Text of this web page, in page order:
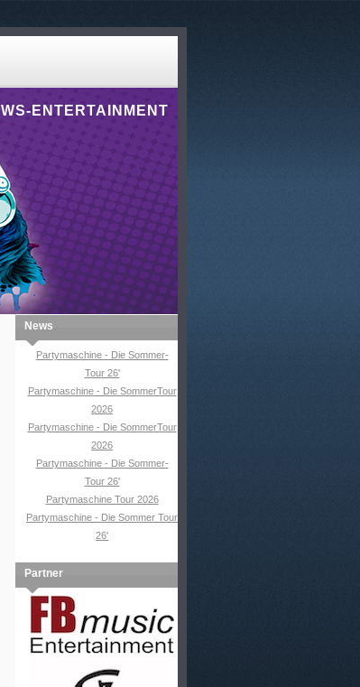
WS-ENTERTAINMENT
News
Partymaschine - Die Sommer-
Tour 26'
Partymaschine - Die SommerTour
2026
Partymaschine - Die SommerTour
2026
Partymaschine - Die Sommer-
Tour 26'
Partymaschine Tour 2026
Partymaschine - Die Sommer Tour
26'
Partner